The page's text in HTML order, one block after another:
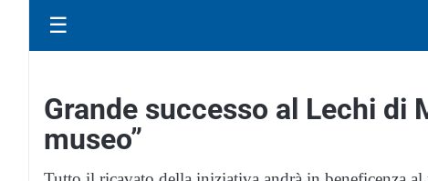
☰
Grande successo al Lechi di
museo”